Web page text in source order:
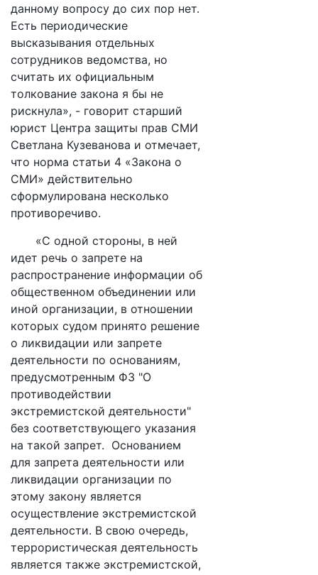
данному вопросу до сих пор нет.
Есть периодические
высказывания отдельных
сотрудников ведомства, но
считать их официальным
толкование закона я бы не
рискнула», - говорит старший
юрист Центра защиты прав СМИ
Светлана Кузеванова и отмечает,
что норма статьи 4 «Закона о
СМИ» действительно
сформулирована несколько
противоречиво.
«С одной стороны, в ней
идет речь о запрете на
распространение информации об
общественном объединении или
иной организации, в отношении
которых судом принято решение
о ликвидации или запрете
деятельности по основаниям,
предусмотренным ФЗ "О
противодействии
экстремистской деятельности"
без соответствующего указания
на такой запрет. Основанием
для запрета деятельности или
ликвидации организации по
этому закону является
осуществление экстремистской
деятельности. В свою очередь,
террористическая деятельность
является также экстремистской,